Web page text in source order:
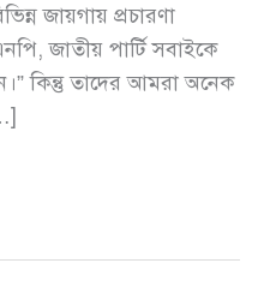
জায়গায় প্রচারণা
জাতীয় পার্টি সবাইকে
কিন্তু তাদের আমরা অনেক